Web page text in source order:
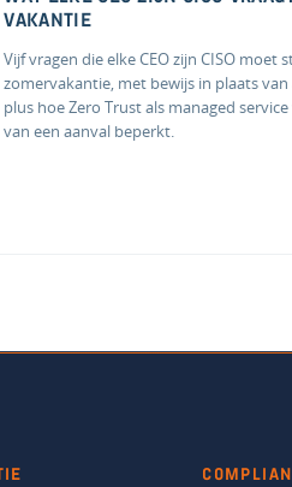
VAKANTIE
Vijf vragen die elke CEO zijn CISO moet
zomervakantie, met bewijs in plaats van
plus hoe Zero Trust als managed
van een aanval beperkt.